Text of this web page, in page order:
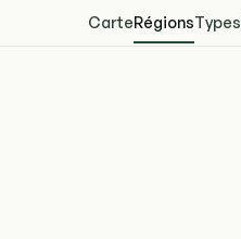
CarteRégionsTypes